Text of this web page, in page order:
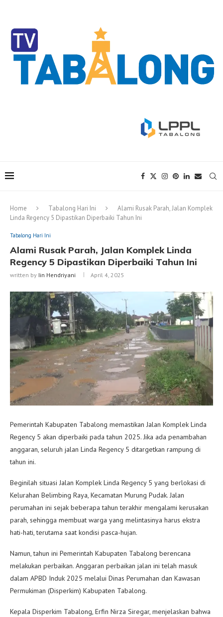
Home Tabalong Hari Ini
Alami Rusak Parah, Jalan Komplek
Linda Regency 5 Dipastikan Diperbaiki Tahun Ini
Tabalong Hari Ini
Alami Rusak Parah, Jalan Komplek Linda
Regency 5 Dipastikan Diperbaiki Tahun Ini
written by Iin Hendriyani April 4, 2025
Pemerintah Kabupaten Tabalong memastikan Jalan Komplek Linda
Regency 5 akan diperbaiki pada tahun 2025. Jika ada penambahan
anggaran, seluruh jalan Linda Regency 5 ditargetkan rampung di
tahun ini.
Beginilah situasi Jalan Komplek Linda Regency 5 yang berlokasi di
Kelurahan Belimbing Raya, Kecamatan Murung Pudak. Jalan
perumahan ini sejak beberapa tahun terakhir mengalami kerusakan
parah, sehingga membuat warga yang melintasinya harus ekstra
hati-hati, terutama saat kondisi pasca-hujan.
Namun, tahun ini Pemerintah Kabupaten Tabalong berencana
melakukan perbaikan. Anggaran perbaikan jalan ini telah masuk
dalam APBD Induk 2025 melalui Dinas Perumahan dan Kawasan
Permukiman (Disperkim) Kabupaten Tabalong.
Kepala Disperkim Tabalong, Erfin Nirza Siregar, menjelaskan bahwa